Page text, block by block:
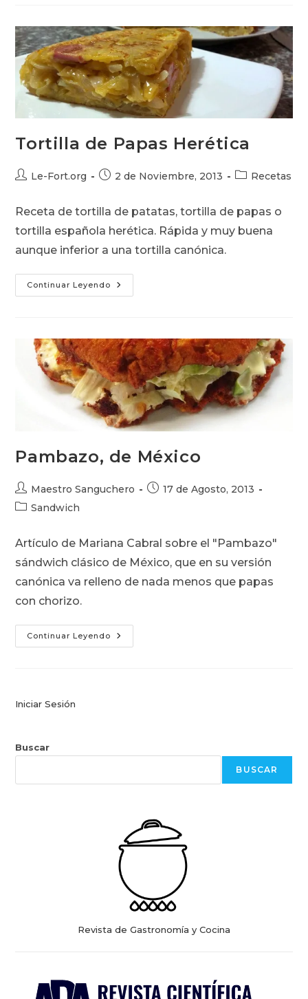
De
Espinaca,
Papas
Y
Crema
Tortilla de Papas Herética
Autor
entrada:
Le-Fort.org
Publicación
entrada:
2 de Noviembre, 2013
Categoría
entrada:
Recetas
Receta de tortilla de patatas, tortilla de papas o
tortilla española herética. Rápida y muy buena
aunque inferior a una tortilla canónica.
Continuar Leyendo Tortilla
De
Pambazo, de México
Autor
de
Maestro Sanguchero
Publicación
17 de Agosto, 2013
Categoría
entrada:
Sandwich
Artículo de Mariana Cabral sobre el "Pambazo"
sándwich clásico de México, que en su versión
canónica va relleno de nada menos que papas
con chorizo.
Continuar Leyendo Pambazo,
De
Iniciar Sesión
Buscar
BUSCAR
Revista de Gastronomía y Cocina